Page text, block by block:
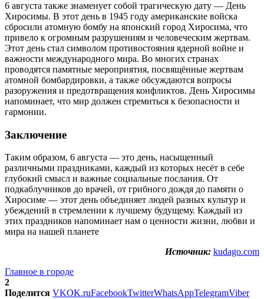
6 августа также знаменует собой трагическую дату — День
Хиросимы. В этот день в 1945 году американские войска
сбросили атомную бомбу на японский город Хиросима, что
привело к огромным разрушениям и человеческим жертвам.
Этот день стал символом противостояния ядерной войне и
важности международного мира. Во многих странах
проводятся памятные мероприятия, посвящённые жертвам
атомной бомбардировки, а также обсуждаются вопросы
разоружения и предотвращения конфликтов. День Хиросимы
напоминает, что мир должен стремиться к безопасности и
гармонии.
Заключение
Таким образом, 6 августа — это день, насыщенный
различными праздниками, каждый из которых несёт в себе
глубокий смысл и важные социальные послания. От
подкаблучников до врачей, от грибного дождя до памяти о
Хиросиме — этот день объединяет людей разных культур и
убеждений в стремлении к лучшему будущему. Каждый из
этих праздников напоминает нам о ценности жизни, любви и
мира на нашей планете
Источник: kudago.com
Главное в городе
2
Поделится VKOK.ruFacebookTwitterWhatsAppTelegramViber